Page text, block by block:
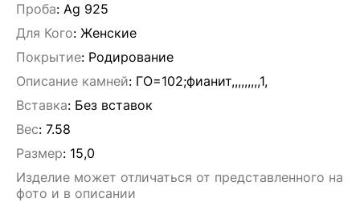
Проба: Ag 925
Для Кого: Женские
Покрытие: Родирование
Описание камней: ГО=102;фианит,,,,,,,,,1,
Вставка: Без вставок
Вес: 7.58
Размер: 15,0
Изделие может отличаться от представленного на
фото и в описании